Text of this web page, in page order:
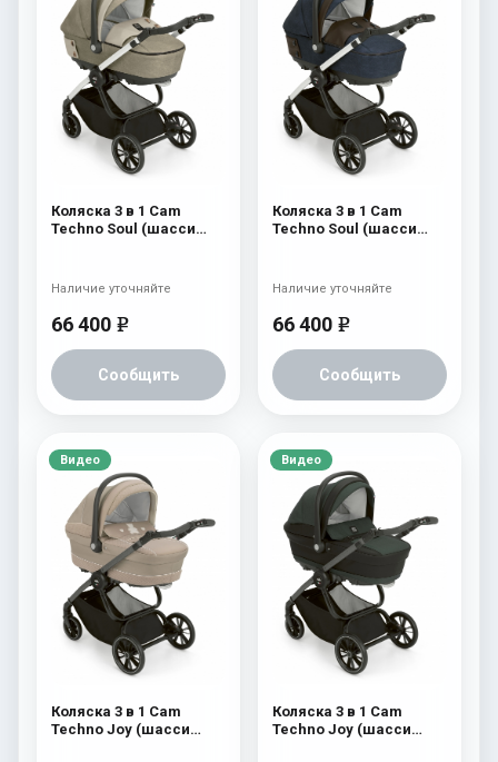
Коляска 3 в 1 Cam
Techno Soul (шасси
66 400 e
Сообщить
Наличие уточняйте
Коляска 3 в 1 Cam
Techno Soul (шасси
66 400 e
Сообщить
Наличие уточняйте
Видео
Коляска 3 в 1 Cam
Techno Joy (шасси
Видео
Коляска 3 в 1 Cam
Techno Joy (шасси